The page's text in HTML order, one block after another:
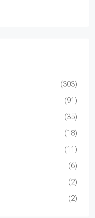
(303)
(91)
(35)
(18)
(11)
(6)
(2)
(2)